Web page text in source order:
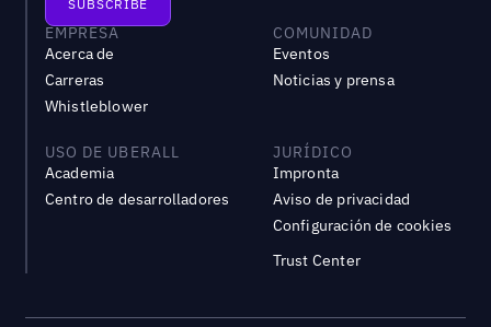
EMPRESA
Acerca de
Carreras
Whistleblower
COMUNIDAD
Eventos
Noticias y prensa
USO DE UBERALL
Academia
Centro de desarrolladores
JURÍDICO
Impronta
Aviso de privacidad
Configuración de cookies
Trust Center